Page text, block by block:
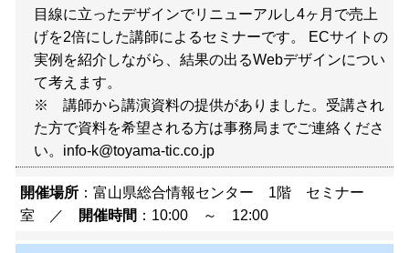
目線に立ったデザインでリニューアルし4ヶ月で売上
げを2倍にした講師によるセミナーです。 ECサイトの
実例を紹介しながら、結果の出るWebデザインについ
て考えます。
※ 講師から講演資料の提供がありました。受講され
た方で資料を希望される方は事務局までご連絡くださ
い。info-k@toyama-tic.co.jp
開催場所 ：富山県総合情報センター 1階 セミナー
室 ／
開催時間 ：10:00 ～ 12:00